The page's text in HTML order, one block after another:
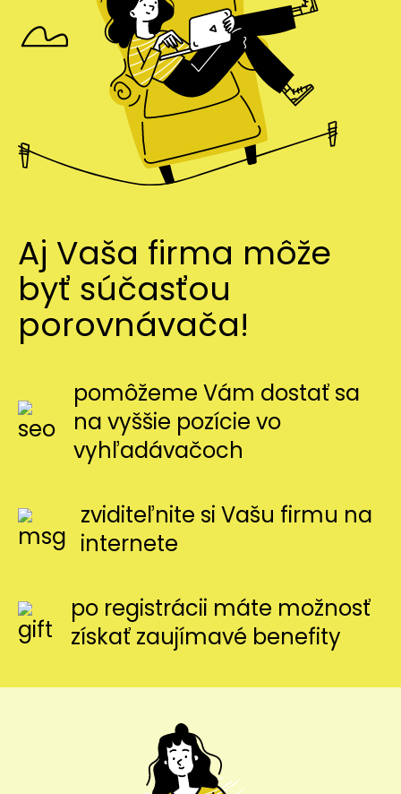
Aj Vaša firma môže
byť súčasťou
porovnávača!
pomôžeme Vám dostať sa
na vyššie pozície vo
vyhľadávačoch
zviditeľnite si Vašu firmu na
internete
po registrácii máte možnosť
získať zaujímavé benefity